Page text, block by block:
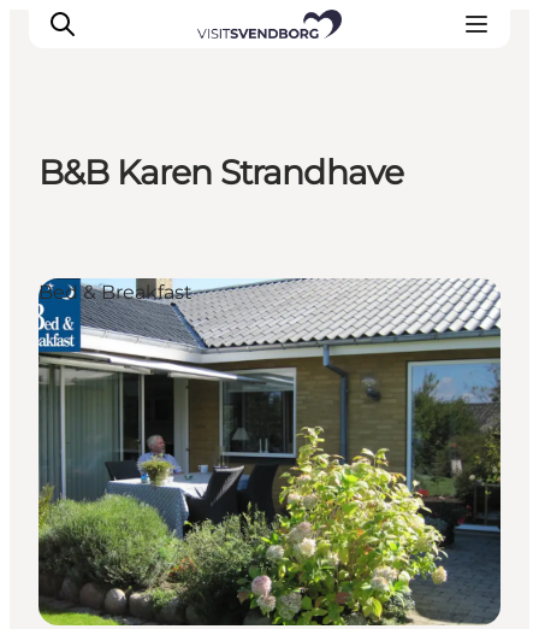
Shopping in Svendborg
Übernachtung
Den Urlaub planen
B&B Karen Strandhave
Bed & Breakfast